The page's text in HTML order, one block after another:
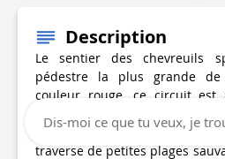
Description
Le sentier des chevreuils
pédestre la plus grande de
couleur rouge, ce circuit est
boucles de La Lobélie et des
en bordure de lac est tout
traverse de petites plages
Dis-moi ce que tu veux, je